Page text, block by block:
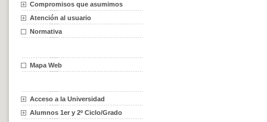
Compromisos que asumimos
Atención al usuario
Normativa
Mapa Web
Acceso a la Universidad
Alumnos 1er y 2º Ciclo/Grado